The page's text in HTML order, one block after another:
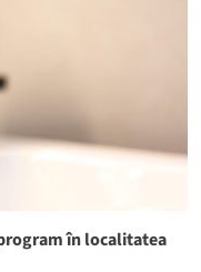
în localitatea